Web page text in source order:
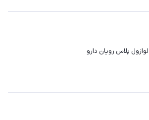
لوازول پلاس رویان دارو